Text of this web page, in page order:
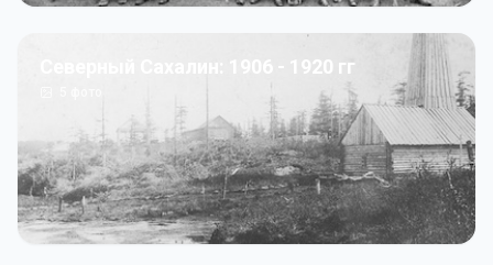
Северный Сахалин: 1906 - 1920 гг